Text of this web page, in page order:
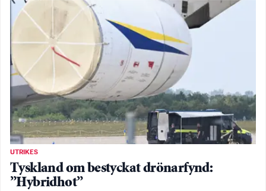
UTRIKES
Tyskland om bestyckat drönarfynd:
”Hybridhot”